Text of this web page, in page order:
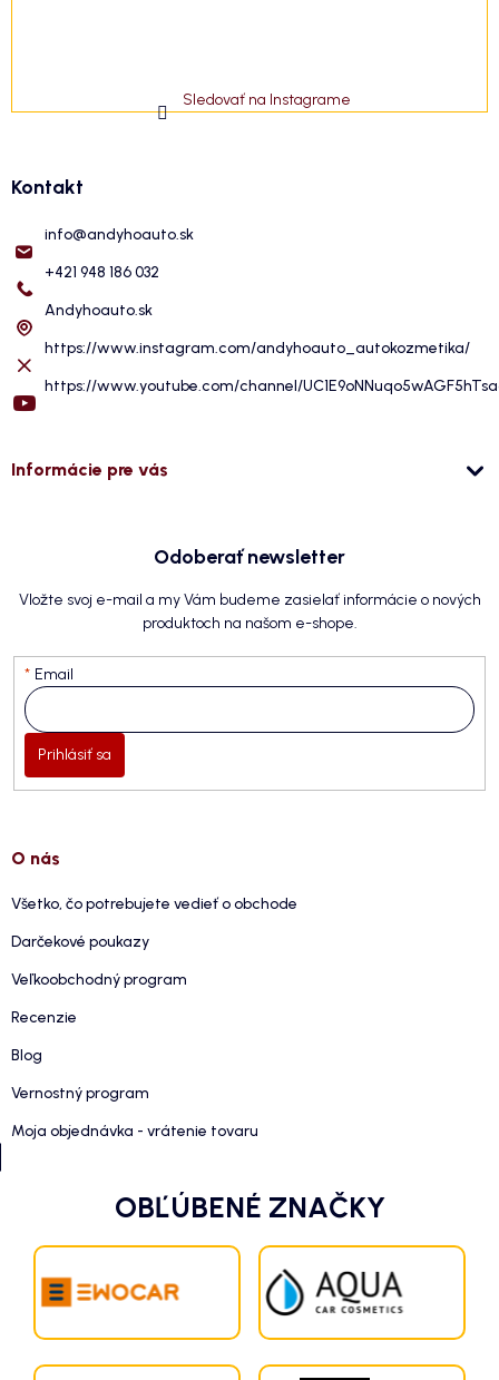
Sledovať na Instagrame
Kontakt
info@andyhoauto.sk
+421 948 186 032
Andyhoauto.sk
https://www.instagram.com/andyhoauto_autokozmetika/
https://www.youtube.com/channel/
Informácie pre vás
Odoberať newsletter
Vložte svoj e-mail a my Vám budeme zasielať informácie o nových
produktoch na našom e-shope.
Email
Prihlásiť sa
O nás
Všetko, čo potrebujete vedieť o obchode
Darčekové poukazy
Veľkoobchodný program
Recenzie
Blog
Vernostný program
Moja objednávka - vrátenie tovaru
OBĽÚBENÉ ZNAČKY